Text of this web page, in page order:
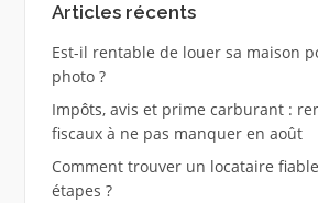
Articles récents
Est-il rentable de louer sa maison
photo ?
Impôts, avis et prime carburant :
fiscaux à ne pas manquer en août
Comment trouver un locataire
étapes ?